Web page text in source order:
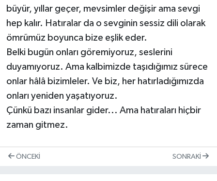
büyür, yıllar geçer, mevsimler değişir ama sevgi
hep kalır. Hatıralar da o sevginin sessiz dili olarak
ömrümüz boyunca bize eşlik eder.
Belki bugün onları göremiyoruz, seslerini
duyamıyoruz. Ama kalbimizde taşıdığımız sürece
onlar hâlâ bizimleler. Ve biz, her hatırladığımızda
onları yeniden yaşatıyoruz.
Çünkü bazı insanlar gider... Ama hatıraları hiçbir
zaman gitmez.
ÖNCEKI SONRAKI